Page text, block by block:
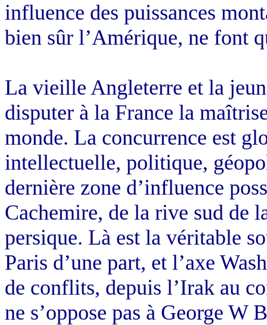
influence des puissances
bien sûr l’Amérique, ne font
La vieille Angleterre et la
disputer à la France la
monde. La concurrence est
intellectuelle, politique,
dernière zone d’influence
Cachemire, de la rive sud de
persique. Là est la véritable
Paris d’une part, et l’axe
de conflits, depuis l’Irak au
ne s’oppose pas à George